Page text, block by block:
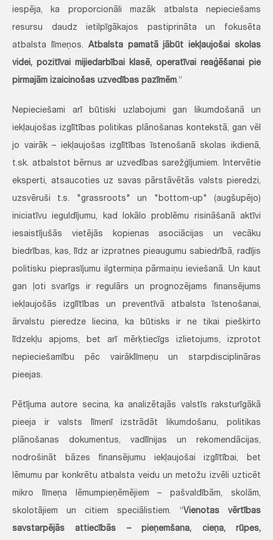
iespēja, ka proporcionāli mazāk atbalsta nepieciešams
resursu daudz ietilpīgākajos pastiprināta un fokusēta
atbalsta līmeņos. Atbalsta pamatā jābūt iekļaujošai skolas
videi, pozitīvai mijiedarbībai klasē, operatīvai reaģēšanai pie
pirmajām izaicinošas uzvedības pazīmēm.”
Nepieciešami arī būtiski uzlabojumi gan likumdošanā un
iekļaujošas izglītības politikas plānošanas kontekstā, gan vēl
jo vairāk – iekļaujošas izglītības īstenošanā skolas ikdienā,
t.sk. atbalstot bērnus ar uzvedības sarežģījumiem. Intervētie
eksperti, atsaucoties uz savas pārstāvētās valsts pieredzi,
uzsvēruši t.s. "grassroots" un "bottom-up" (augšupējo)
iniciatīvu ieguldījumu, kad lokālo problēmu risināšanā aktīvi
iesaistījušās vietējās kopienas asociācijas un vecāku
biedrības, kas, līdz ar izpratnes pieaugumu sabiedrībā, radījis
politisku pieprasījumu ilgtermiņa pārmaiņu ieviešanā. Un kaut
gan ļoti svarīgs ir regulārs un prognozējams finansējums
iekļaujošās izglītības un preventīvā atbalsta īstenošanai,
ārvalstu pieredze liecina, ka būtisks ir ne tikai piešķirto
līdzekļu apjoms, bet arī mērķtiecīgs izlietojums, izprotot
nepieciešamību pēc vairāklīmeņu un starpdisciplināras
pieejas.
Pētījuma autore secina, ka analizētajās valstīs raksturīgākā
pieeja ir valsts līmenī izstrādāt likumdošanu, politikas
plānošanas dokumentus, vadlīnijas un rekomendācijas,
nodrošināt bāzes finansējumu iekļaujošai izglītībai, bet
lēmumu par konkrētu atbalsta veidu un metožu izvēli uzticēt
mikro līmeņa lēmumpieņēmējiem – pašvaldībām, skolām,
skolotājiem un citiem speciālistiem. “Vienotas vērtības
savstarpējās attiecībās – pieņemšana, cieņa, rūpes,